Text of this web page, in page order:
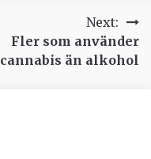
Next:
Fler som använder
cannabis än alkohol